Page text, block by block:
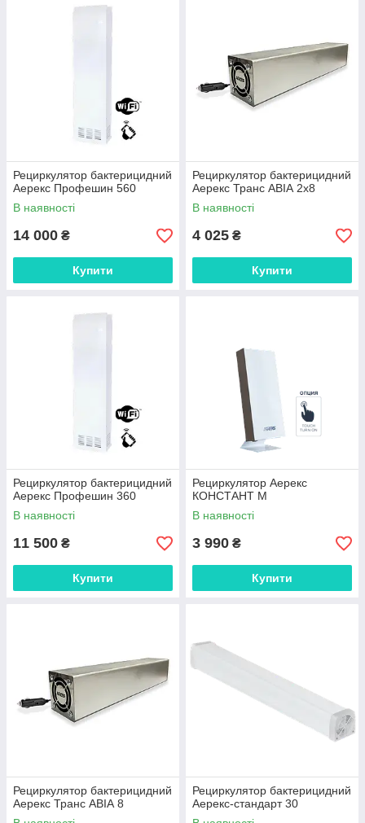
Рециркулятор бактерицидний
Аерекс Профешин 560
В наявності
14 000 ₴
Купити
Рециркулятор бактерицидний
Аерекс Транс АВІА 2х8
В наявності
4 025 ₴
Купити
Рециркулятор бактерицидний
Аерекс Профешин 360
В наявності
11 500 ₴
Купити
Рециркулятор Аерекс
КОНСТАНТ М
В наявності
3 990 ₴
Купити
Рециркулятор бактерицидний
Аерекс Транс АВІА 8
Рециркулятор бактерицидний
Аерекс-стандарт 30